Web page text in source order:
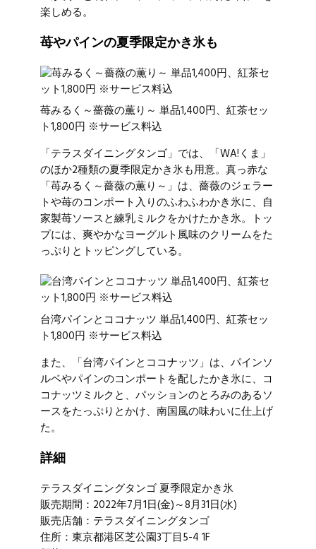
楽しめる。
苺やパインの夏季限定かき氷も
苺みるく～薔薇の薫り～ 単品1,400円、紅茶セッ
ト1,800円 ※サービス料込
「テラスダイニングタンゴ」では、「WA!くま」
のほか2種類の夏季限定かき氷も用意。真っ赤な
「苺みるく～薔薇の薫り～」は、薔薇のジェラー
トや苺のコンポート入りのふわふわかき氷に、自
家製苺ソースと練乳ミルクをかけたかき氷。トッ
プには、爽やかなヨーグルト風味のクリームをた
っぷりとトッピングしている。
台湾パインとココナッツ 単品1,400円、紅茶セッ
ト1,800円 ※サービス料込
また、「台湾パインとココナッツ」は、パインソ
ルベやパインのコンポートを配したかき氷に、コ
コナッツミルクと、パッションのとろみのあるソ
ースをたっぷりとかけ、南国風の味わいに仕上げ
た。
詳細
テラスダイニングタンゴ 夏季限定かき氷
販売期間：2022年7月1日(金)～8月31日(水)
販売店舗：テラスダイニングタンゴ
住所：東京都港区芝公園3丁目5-4 1F